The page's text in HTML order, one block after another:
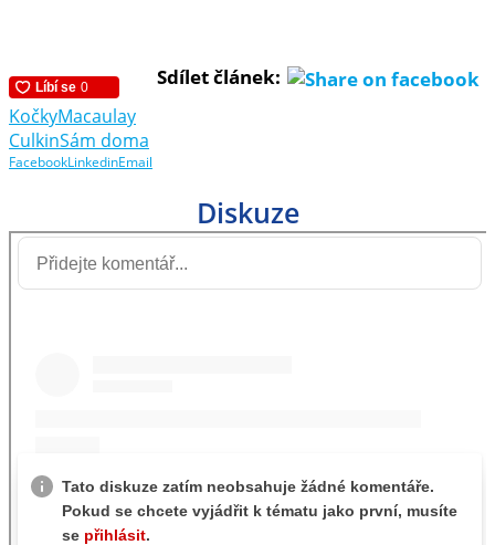
Sdílet článek:
KočkyMacaulay
CulkinSám doma
FacebookLinkedinEmail
Diskuze